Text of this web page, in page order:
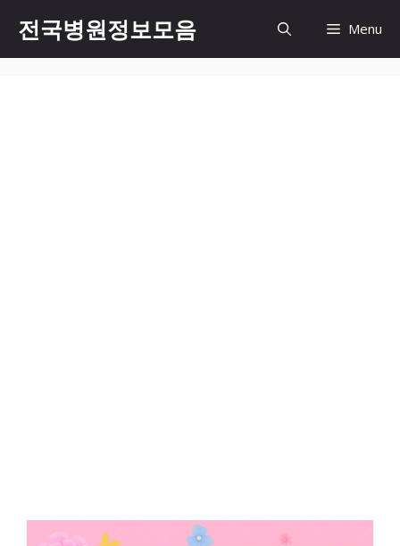
츠
전국병원정보모음 Menu